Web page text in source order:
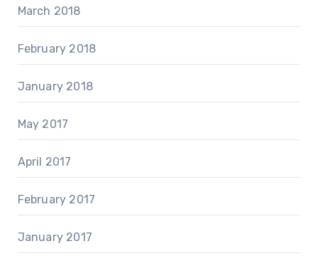
March 2018
February 2018
January 2018
May 2017
April 2017
February 2017
January 2017